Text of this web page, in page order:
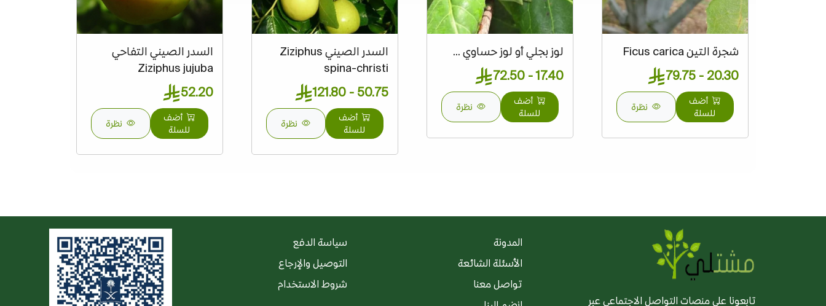
شجرة التين Ficus carica
20.30 - 79.75
أضف
للسلة
نظرة
لوز بجلي أو لوز حساوي ...
17.40 - 72.50
أضف
للسلة
نظرة
السدر الصيني Ziziphus
spina-christi
50.75 - 121.80
أضف
للسلة
نظرة
السدر الصيني التفاحي
Ziziphus jujuba
52.20
أضف
للسلة
نظرة
تابعونا على منصات التواصل الاجتماعي عبر
المدونة
الأسئلة الشائعة
تواصل معنا
سياسة الدفع
التوصيل والإرجاع
شروط الاستخدام